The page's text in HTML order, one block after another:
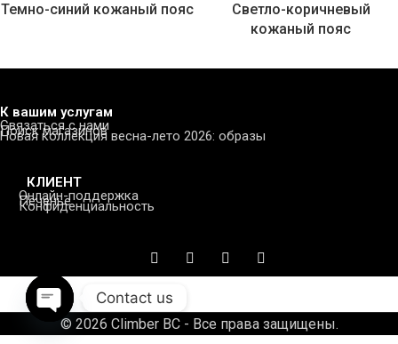
Темно-синий кожаный пояс
Светло-коричневый
кожаный пояс
К вашим услугам
Связаться с нами
Поиск магазинов
Новая коллекция весна-лето 2026: образы
КЛИЕНТ
Онлайн-поддержка
Печенье
Конфиденциальность
© 2026 Climber BC - Все права защищены.
Contact us
Open